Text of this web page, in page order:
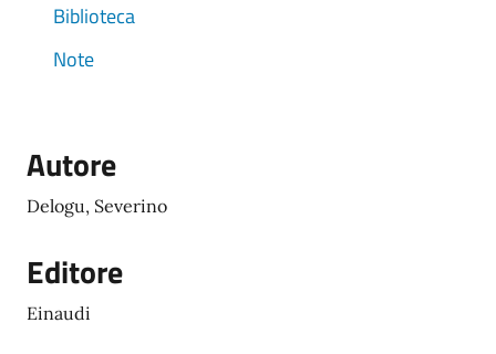
Biblioteca
Note
Autore
Delogu, Severino
Editore
Einaudi